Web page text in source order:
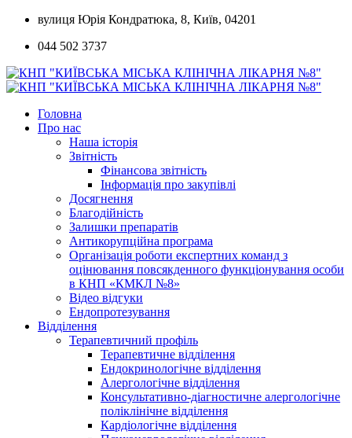
Skip
content
вулиця Юрія Кондратюка, 8, Київ, 04201
044 502 3737
Головна
Про нас
Наша історія
Звітність
Фінансова звітність
Інформація про закупівлі
Досягнення
Благодійність
Залишки препаратів
Антикорупційна програма
Організація роботи експертних команд з
оцінювання повсякденного функціонування особи
в КНП «КМКЛ №8»
Відео відгуки
Ендопротезування
Відділення
Терапевтичний профіль
Терапевтичне відділення
Ендокринологічне відділення
Алергологічне відділення
Консультативно-діагностичне алергологічне
поліклінічне відділення
Кардіологічне відділення